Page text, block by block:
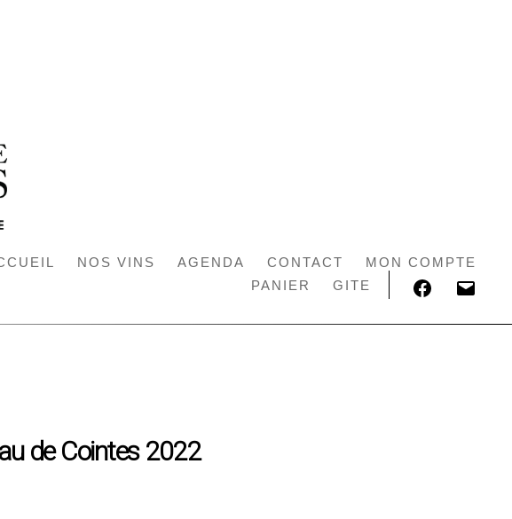
NOS VINS AGENDA CONTACT
MON COMPTE
PANIER
GITE FACEBOOK
E-
MAIL
de Cointes 2022